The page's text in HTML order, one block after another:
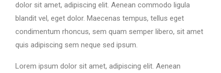
dolor sit amet, adipiscing elit. Aenean commodo ligula
blandit vel, eget dolor. Maecenas tempus, tellus eget
condimentum rhoncus, sem quam semper libero, sit amet
quis adipiscing sem neque sed ipsum.
Lorem ipsum dolor sit amet, adipiscing elit. Aenean